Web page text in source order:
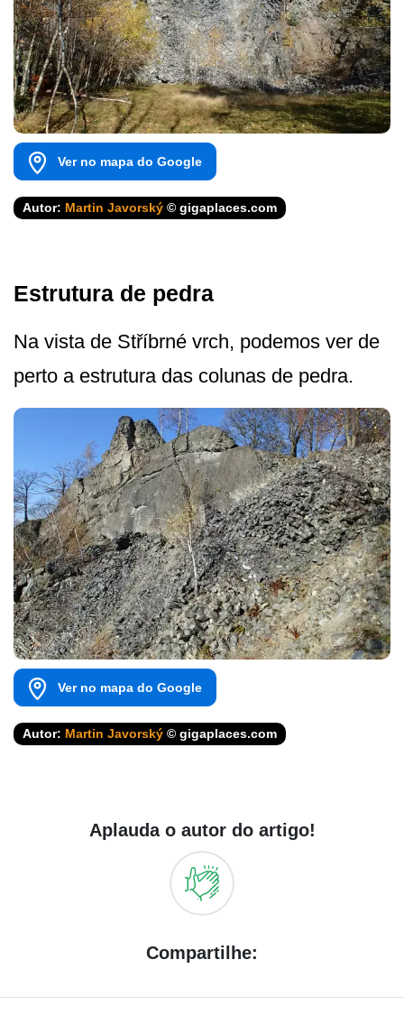
Ver no mapa do Google
Autor: Martin Javorský © gigaplaces.com
Estrutura de pedra
Na vista de Stříbrné vrch, podemos ver de
perto a estrutura das colunas de pedra.
Ver no mapa do Google
Autor: Martin Javorský © gigaplaces.com
Aplauda o autor do artigo!
Compartilhe: